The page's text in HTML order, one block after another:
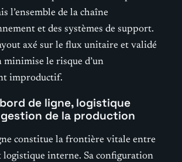
l’ensemble de la chaîne
et des systèmes de support.
axé sur le flux unitaire et validé
le risque d’un
improductif.
de ligne, logistique
de la production
constitue la frontière vitale entre
interne. Sa configuration